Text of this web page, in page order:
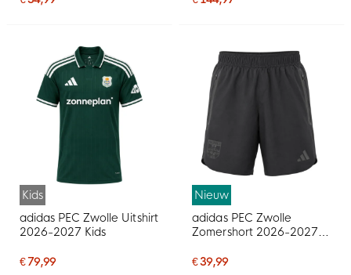
Kids
adidas PEC Zwolle Uitshirt
2026-2027 Kids
€ 79,99
Nieuw
adidas PEC Zwolle
Zomershort 2026-2027
€ 39,99